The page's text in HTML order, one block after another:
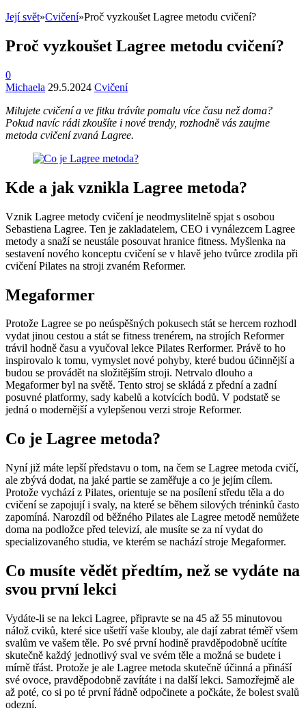
Její svět»Cvičení»Proč vyzkoušet Lagree metodu cvičení?
Proč vyzkoušet Lagree metodu cvičení?
0
Michaela 29.5.2024 Cvičení
Milujete cvičení a ve fitku trávíte pomalu více času než doma?
Pokud navíc rádi zkoušíte i nové trendy, rozhodně vás zaujme
metoda cvičení zvaná Lagree.
Kde a jak vznikla Lagree metoda?
Vznik Lagree metody cvičení je neodmyslitelně spjat s osobou
Sebastiena Lagree. Ten je zakladatelem, CEO i vynálezcem Lagree
metody a snaží se neustále posouvat hranice fitness. Myšlenka na
sestavení nového konceptu cvičení se v hlavě jeho tvůrce zrodila při
cvičení Pilates na stroji zvaném Reformer.
Megaformer
Protože Lagree se po neúspěšných pokusech stát se hercem rozhodl
vydat jinou cestou a stát se fitness trenérem, na strojích Reformer
trávil hodně času a vyučoval lekce Pilates Rerformer. Právě to ho
inspirovalo k tomu, vymyslet nové pohyby, které budou účinnější a
budou se provádět na složitějším stroji. Netrvalo dlouho a
Megaformer byl na světě. Tento stroj se skládá z přední a zadní
posuvné platformy, sady kabelů a kotvících bodů. V podstatě se
jedná o modernější a vylepšenou verzi stroje Reformer.
Co je Lagree metoda?
Nyní již máte lepší představu o tom, na čem se Lagree metoda cvičí,
ale zbývá dodat, na jaké partie se zaměřuje a co je jejím cílem.
Protože vychází z Pilates, orientuje se na posílení středu těla a do
cvičení se zapojují i svaly, na které se během silových tréninků často
zapomíná. Narozdíl od běžného Pilates ale Lagree metodě nemůžete
doma na podložce před televizí, ale musíte se za ní vydat do
specializovaného studia, ve kterém se nachází stroje Megaformer.
Co musíte vědět předtím, než se vydáte na
svou první lekci
Vydáte-li se na lekci Lagree, připravte se na 45 až 55 minutovou
nálož cviků, které sice ušetří vaše klouby, ale dají zabrat téměř všem
svalům ve vašem těle. Po své první hodině pravděpodobně ucítíte
skutečně každý jednotlivý sval ve svém těle a možná se budete i
mírně třást. Protože je ale Lagree metoda skutečně účinná a přináší
své ovoce, pravděpodobně zavítáte i na další lekci. Samozřejmě ale
až poté, co si po té první řádně odpočinete a počkáte, že bolest svalů
odezní.